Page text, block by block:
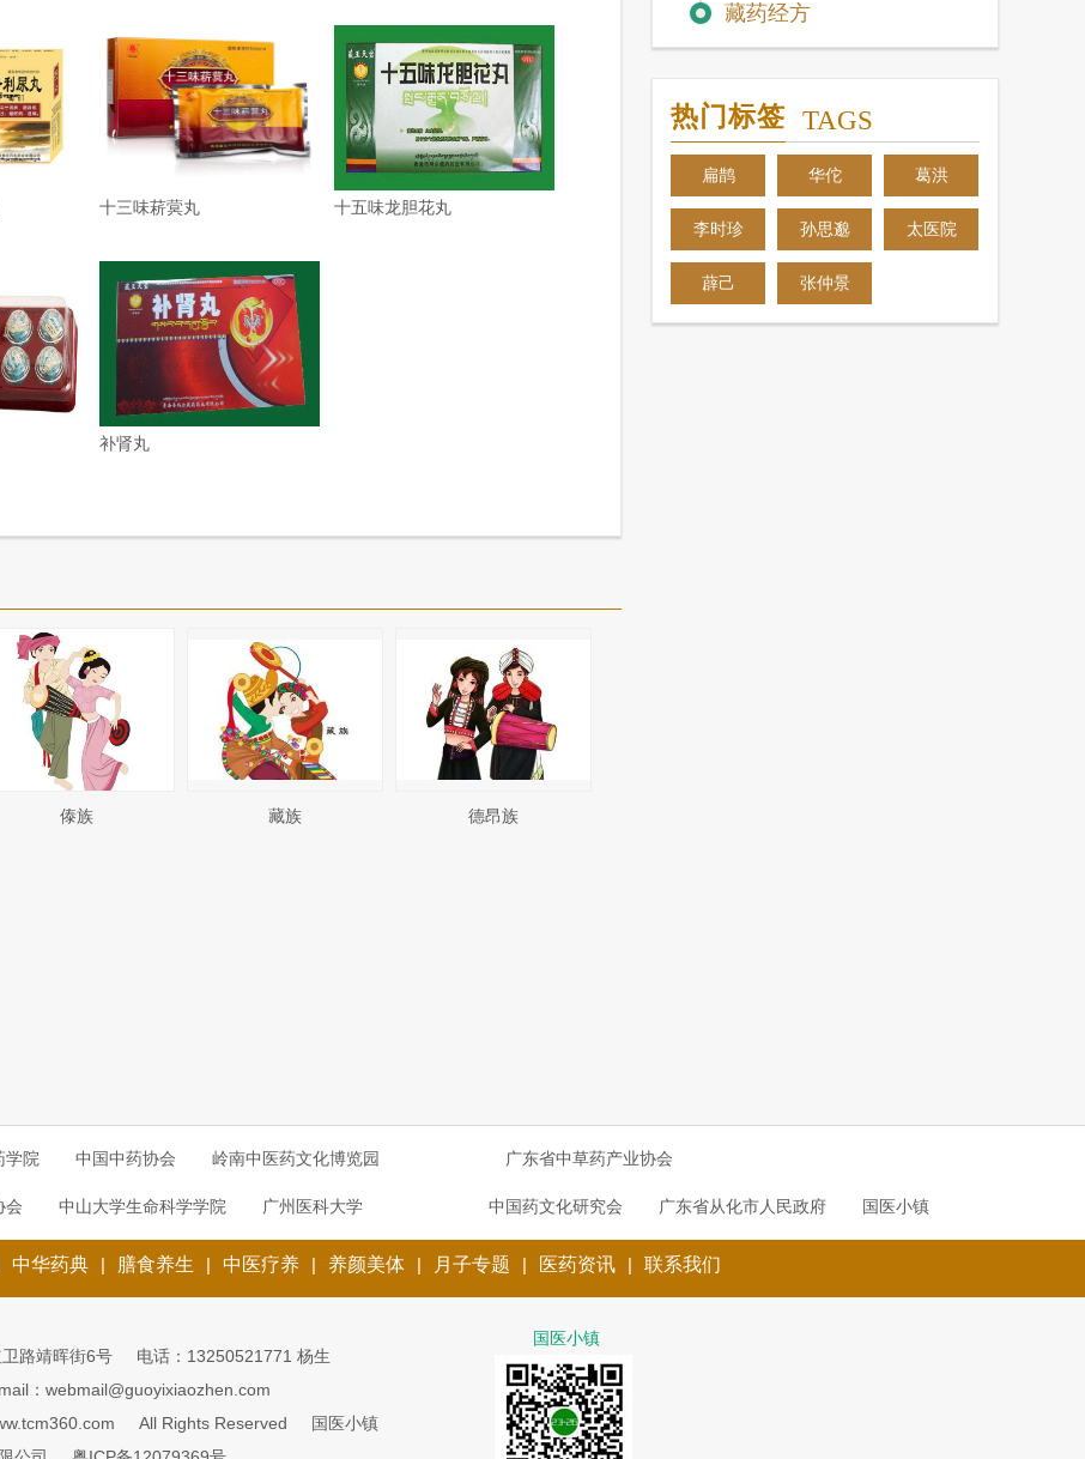
十三味菥蓂丸 十五味龙胆花丸
补肾丸
傣族 藏族 德昂族
藏药经方
热门标签 TAGS
扁鹊 华佗 葛洪
李时珍 孙思邈 太医院
薜己 张仲景
学院 中国中药协会 岭南中医药文化博览园 广东省中草药产业协会
会 中山大学生命科学学院 广州医科大学 中国药文化研究会 广东省从化市人民政府 国医小镇
中华药典 | 膳食养生 | 中医疗养 | 养颜美体 | 月子专题 | 医药资讯 | 联系我们
路靖晖街6号
电话：13250521771 杨生
：webmail@guoyixiaozhen.com
All Rights Reserved
国医小镇
国医小镇